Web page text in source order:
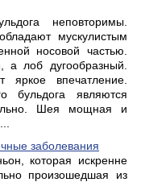
неповторимы.
мускулистым
носовой частью.
а лоб дугообразный.
яркое впечатление.
бульдога являются
Шея мощная и
заболевания
которая искренне
произошедшая из